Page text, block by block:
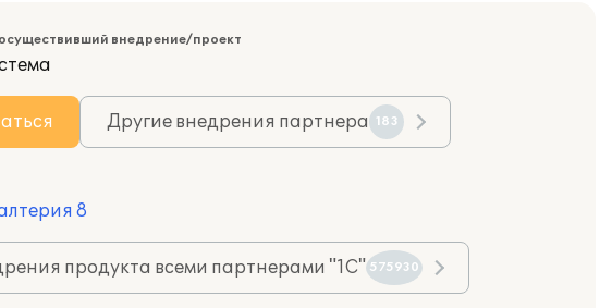
внедрение/проект
Другие внедрения партнера 183
8
продукта всеми партнерами "1С" 575930